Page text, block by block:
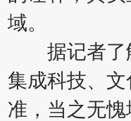
域。
据记者了解
集成科技、
准，当之无